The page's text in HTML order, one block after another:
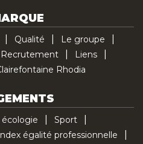
Qualité
Le groupe
Recrutement
Liens
Rhodia
Sport
Index égalité professionnelle